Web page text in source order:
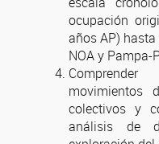
ocupación
años AP)
NOA y Pampa-
movimientos
colectivos y
análisis de